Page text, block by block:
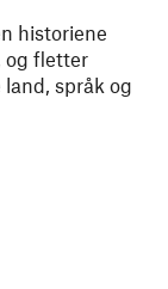
historiene
og fletter
språk og